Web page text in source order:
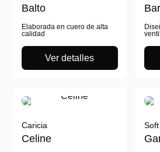
Balto
Elaborada en cuero de alta
calidad
Ver detalles
Caricia
Celine